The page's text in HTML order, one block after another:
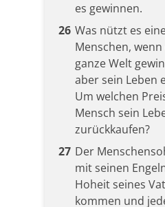
es gewinnen.
26 Was nützt es
Menschen,
ganze Welt
aber sein Leben
Um welchen
Mensch sein
zurückkaufen?
27 Der
mit seinen
Hoheit seines
kommen und